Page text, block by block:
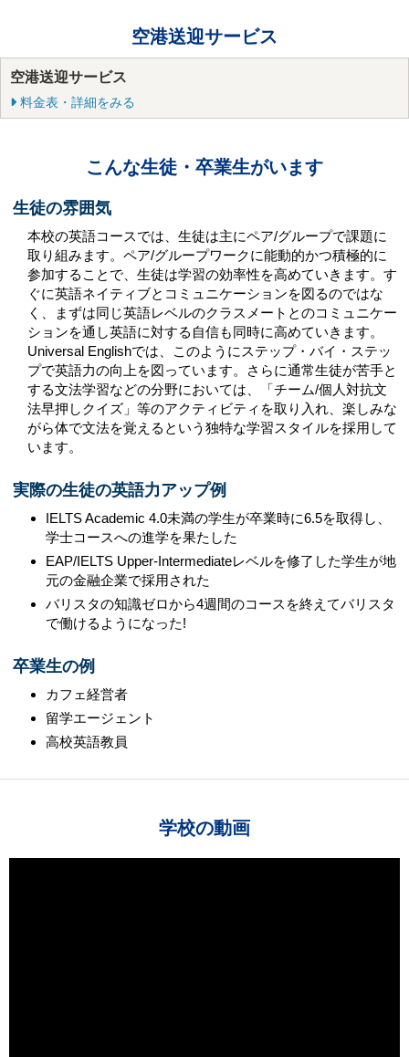
空港送迎サービス
空港送迎サービス
料金表・詳細をみる
こんな生徒・卒業生がいます
生徒の雰囲気
本校の英語コースでは、生徒は主にペア/グループで課題に
取り組みます。ペア/グループワークに能動的かつ積極的に
参加することで、生徒は学習の効率性を高めていきます。す
ぐに英語ネイティブとコミュニケーションを図るのではな
く、まずは同じ英語レベルのクラスメートとのコミュニケー
ションを通し英語に対する自信も同時に高めていきます。
Universal Englishでは、このようにステップ・バイ・ステッ
プで英語力の向上を図っています。さらに通常生徒が苦手と
する文法学習などの分野においては、「チーム/個人対抗文
法早押しクイズ」等のアクティビティを取り入れ、楽しみな
がら体で文法を覚えるという独特な学習スタイルを採用して
います。
実際の生徒の英語力アップ例
IELTS Academic 4.0未満の学生が卒業時に6.5を取得し、
学士コースへの進学を果たした
EAP/IELTS Upper-Intermediateレベルを修了した学生が地
元の金融企業で採用された
バリスタの知識ゼロから4週間のコースを終えてバリスタ
で働けるようになった!
卒業生の例
カフェ経営者
留学エージェント
高校英語教員
学校の動画